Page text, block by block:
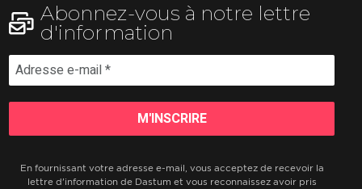
Abonnez-vous à notre lettre
d'information
En fournissant votre adresse e-mail, vous acceptez de recevoir la
lettre d'information de Dastum et vous reconnaissez avoir pris